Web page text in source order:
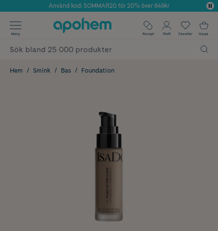
Årets Butik 2025 inom Skönhet
Använd kod: SOMMAR20 för 20% över 649kr
✓ Fri frakt
✓ Poäng på alla köp*
Meny Recept Profil Favoriter Kassa
Hem Smink Bas Foundation